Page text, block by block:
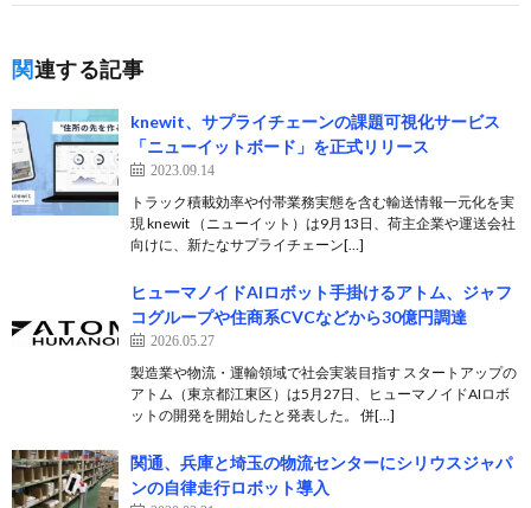
関連する記事
knewit、サプライチェーンの課題可視化サービス
「ニューイットボード」を正式リリース
2023.09.14
トラック積載効率や付帯業務実態を含む輸送情報一元化を実
現 knewit （ニューイット）は9月13日、荷主企業や運送会社
向けに、新たなサプライチェーン[…]
ヒューマノイドAIロボット手掛けるアトム、ジャフ
コグループや住商系CVCなどから30億円調達
2026.05.27
製造業や物流・運輸領域で社会実装目指す スタートアップの
アトム（東京都江東区）は5月27日、ヒューマノイドAIロボ
ットの開発を開始したと発表した。 併[…]
関通、兵庫と埼玉の物流センターにシリウスジャパ
ンの自律走行ロボット導入